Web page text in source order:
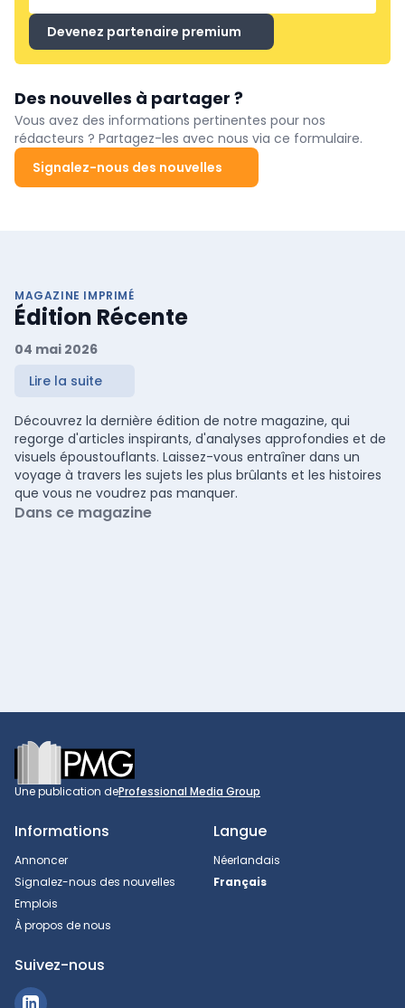
Devenez partenaire premium
Des nouvelles à partager ?
Vous avez des informations pertinentes pour nos
rédacteurs ? Partagez-les avec nous via ce formulaire.
Signalez-nous des nouvelles
MAGAZINE IMPRIMÉ
Édition Récente
04 mai 2026
Lire la suite
Découvrez la dernière édition de notre magazine, qui
regorge d'articles inspirants, d'analyses approfondies et de
visuels époustouflants. Laissez-vous entraîner dans un
voyage à travers les sujets les plus brûlants et les histoires
que vous ne voudrez pas manquer.
Dans ce magazine
Footer
Une publication deProfessional Media Group
Informations
Annoncer
Signalez-nous des nouvelles
Emplois
À propos de nous
Langue
Néerlandais
Français
Suivez-nous